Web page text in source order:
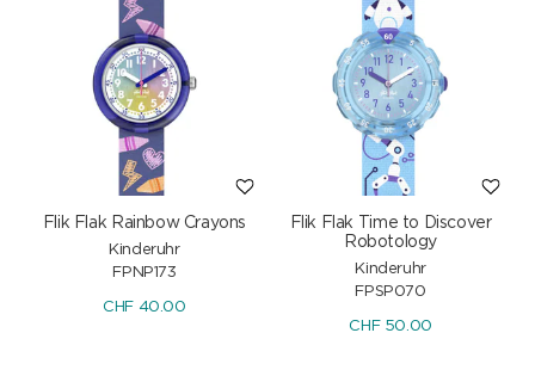
Flik Flak Rainbow Crayons
Kinderuhr
FPNP173
CHF 40.00
Flik Flak Time to Discover
Robotology
Kinderuhr
FPSP070
CHF50.00